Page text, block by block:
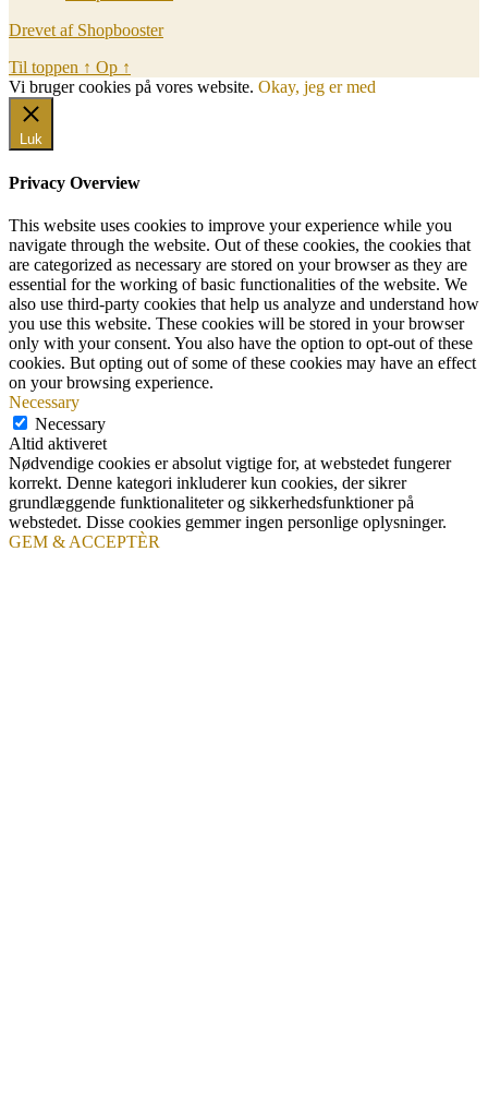
Drevet af Shopbooster
Til toppen ↑ Op ↑
Vi bruger cookies på vores website. Okay, jeg er med
Luk
Privacy Overview
This website uses cookies to improve your experience while you
navigate through the website. Out of these cookies, the cookies that
are categorized as necessary are stored on your browser as they are
essential for the working of basic functionalities of the website. We
also use third-party cookies that help us analyze and understand how
you use this website. These cookies will be stored in your browser
only with your consent. You also have the option to opt-out of these
cookies. But opting out of some of these cookies may have an effect
on your browsing experience.
Necessary
Necessary
Altid aktiveret
Nødvendige cookies er absolut vigtige for, at webstedet fungerer
korrekt. Denne kategori inkluderer kun cookies, der sikrer
grundlæggende funktionaliteter og sikkerhedsfunktioner på
webstedet. Disse cookies gemmer ingen personlige oplysninger.
GEM & ACCEPTÈR